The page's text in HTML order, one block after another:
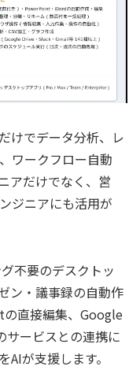
けでデータ分析、レ
ワークフロー自動
アだけでなく、営
ジニアにも活用が
不要のデスクトッ
ン・議事録の自動作
直接編集、Google
サービスとの連携に
が支援します。